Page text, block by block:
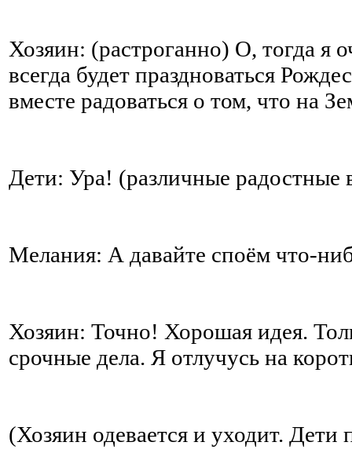
Хозяин: (растроганно) О, тогда я
всегда будет праздноваться
вместе радоваться о том, что на
Дети: Ура! (различные радостные
Мелания: А давайте споём что-
Хозяин: Точно! Хорошая идея.
срочные дела. Я отлучусь на
(Хозяин одевается и уходит.